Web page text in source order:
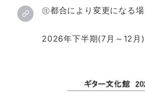
㊟都合により変更になる
2026年下半期(7月～12月)